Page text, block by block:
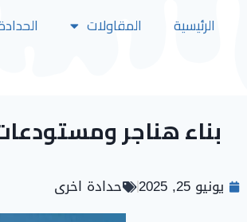
الرئيسية المقاولات
بناء هناجر
يونيو 25, 2025 حدادة اخرى